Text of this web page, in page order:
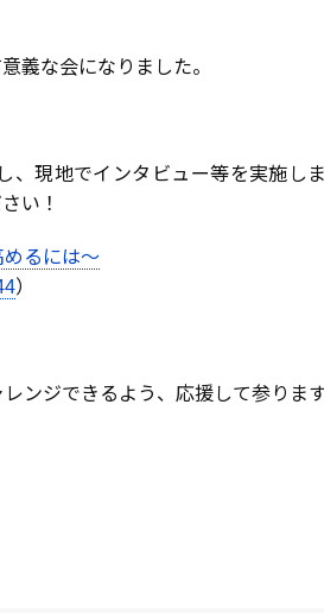
義な会になりました。
、現地でインタビュー等を実施し
い！
るには～
）
ンジできるよう、応援して参ります